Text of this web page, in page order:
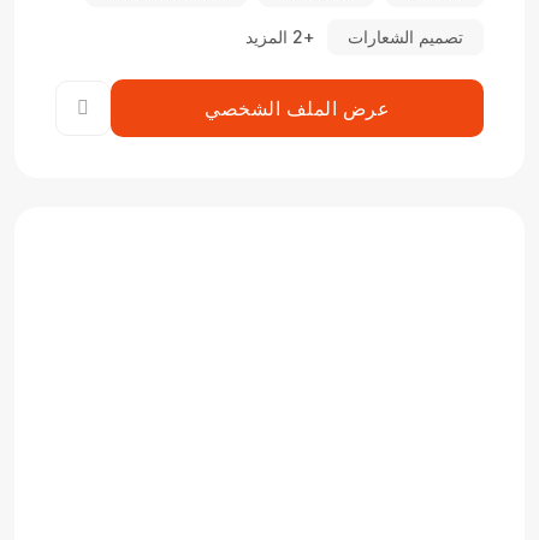
تصميم الشعارات +2 المزيد
عرض الملف الشخصي